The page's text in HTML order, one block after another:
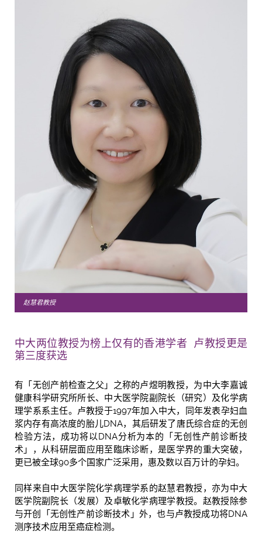
赵慧君教授
中大两位教授为榜上仅有的香港学者 卢教授更是
第三度获选
有「无创产前检查之父」之称的卢煜明教授，为中大李嘉诚
健康科学研究所所长、中大医学院副院长（研究）及化学病
理学系系主任。卢教授于1997年加入中大，同年发表孕妇血
浆内存有高浓度的胎儿DNA，其后研发了唐氏综合症的无创
检验方法，成功将以DNA分析为本的「无创性产前诊断技
术」，从科研层面应用至臨床诊断，是医学界的重大突破，
更已被全球90多个国家广泛采用，惠及数以百万计的孕妇。
同样来自中大医学院化学病理学系的赵慧君教授，亦为中大
医学院副院长（发展）及卓敏化学病理学教授。赵教授除参
与开创「无创性产前诊断技术」外，也与卢教授成功将DNA
测序技术应用至癌症检测。